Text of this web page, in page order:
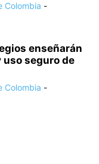
Colombia -
enseñarán
seguro de
Colombia -